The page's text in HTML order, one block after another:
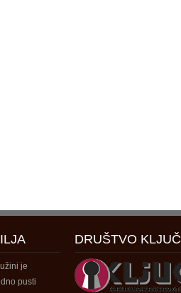
je
pusti
DRUŠTVO KLJUČ